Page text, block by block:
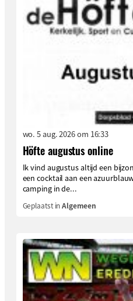
wo. 5 aug. 2026 om 16:33
Höfte augustus online
Ik vind augustus altijd een
een cocktail aan een
camping in de...
Geplaatst inAlgemeen